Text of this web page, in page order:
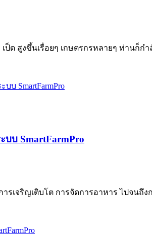
ด สูงขึ้นเรื่อยๆ เกษตรกรหลายๆ ท่านก็กำ
บบ SmartFarmPro
เจริญเติบโต การจัดการอาหาร ไปจนถึ